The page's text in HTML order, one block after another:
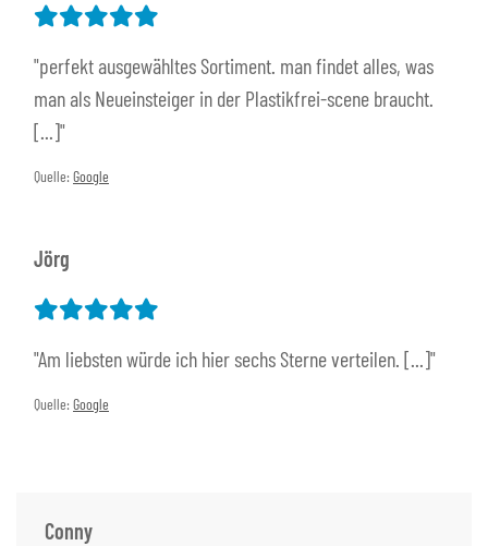
"perfekt ausgewähltes Sortiment. man findet alles, was
man als Neueinsteiger in der Plastikfrei-scene braucht.
[...]"
Quelle: Google
Jörg
"Am liebsten würde ich hier sechs Sterne verteilen. [...]"
Quelle: Google
Conny